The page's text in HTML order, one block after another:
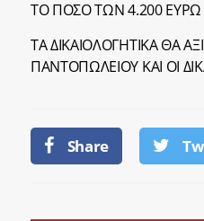
ΤΟ ΠΟΣΟ ΤΩΝ 4.200 ΕΥΡΩ
ΤΑ ΔΙΚΑΙΟΛΟΓΗΤΙΚΑ ΘΑ
ΠΑΝΤΟΠΩΛΕΙΟΥ ΚΑΙ ΟΙ
Share